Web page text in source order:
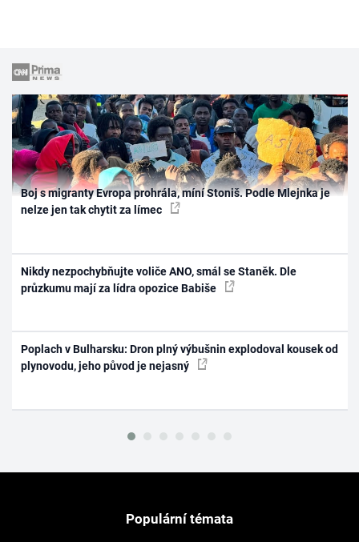
Boj s migranty Evropa prohrála, míní Stoniš. Podle Mlejnka je
nelze jen tak chytit za límec
Nikdy nezpochybňujte voliče ANO, smál se Staněk. Dle
průzkumu mají za lídra opozice Babiše
Poplach v Bulharsku: Dron plný výbušnin explodoval kousek od
plynovodu, jeho původ je nejasný
Populární témata